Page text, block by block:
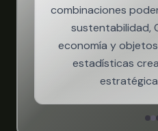
combinaciones
sustentabilidad,
economía y
estadísticas